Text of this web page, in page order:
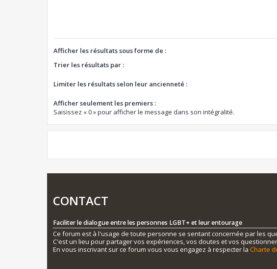
Afficher les résultats sous forme de :
Trier les résultats par :
Limiter les résultats selon leur ancienneté :
Afficher seulement les premiers :
Saisissez « 0 » pour afficher le message dans son intégralité.
CONTACT
Faciliter le dialogue entre les personnes LGBT+ et leur entourage
Ce forum est à l'usage de toute personne se sentant concernée par les
C'est un lieu pour partager vos expériences, vos doutes et vos
En vous inscrivant sur ce forum vous vous engagez à respecter la Charte